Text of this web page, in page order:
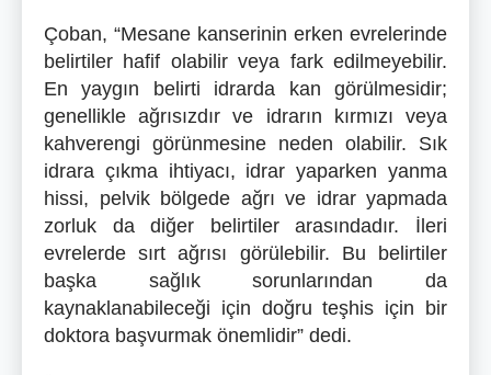
Çoban, “Mesane kanserinin erken evrelerinde
belirtiler hafif olabilir veya fark edilmeyebilir.
En yaygın belirti idrarda kan görülmesidir;
genellikle ağrısızdır ve idrarın kırmızı veya
kahverengi görünmesine neden olabilir. Sık
idrara çıkma ihtiyacı, idrar yaparken yanma
hissi, pelvik bölgede ağrı ve idrar yapmada
zorluk da diğer belirtiler arasındadır. İleri
evrelerde sırt ağrısı görülebilir. Bu belirtiler
başka sağlık sorunlarından da
kaynaklanabileceği için doğru teşhis için bir
doktora başvurmak önemlidir” dedi.